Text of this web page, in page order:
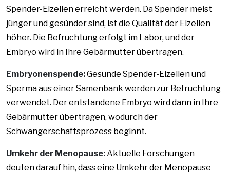
Spender-Eizellen erreicht werden. Da Spender meist
jünger und gesünder sind, ist die Qualität der Eizellen
höher. Die Befruchtung erfolgt im Labor, und der
Embryo wird in Ihre Gebärmutter übertragen.
Embryonenspende:Gesunde Spender-Eizellen und
Sperma aus einer Samenbank werden zur Befruchtung
verwendet. Der entstandene Embryo wird dann in Ihre
Gebärmutter übertragen, wodurch der
Schwangerschaftsprozess beginnt.
Umkehr der Menopause: Aktuelle Forschungen
deuten darauf hin, dass eine Umkehr der Menopause